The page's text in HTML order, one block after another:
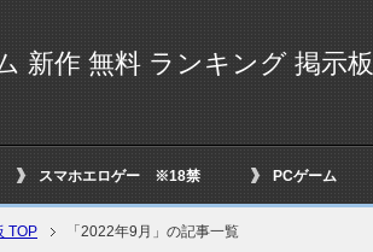
新作 無料 ランキング 掲示板
スマホエロゲー ※18禁 PCゲーム
TOP 「2022年9月」の記事一覧